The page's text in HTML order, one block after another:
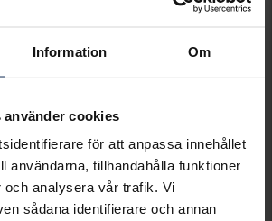
Information Om
använder cookies
för att anpassa innehållet
användarna, tillhandahålla funktioner
och analysera vår trafik. Vi
sådana identifierare och annan